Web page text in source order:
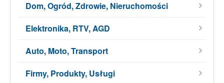
Dom, Ogród, Zdrowie, Nieruchomości
Elektronika, RTV, AGD
Auto, Moto, Transport
Firmy, Produkty, Usługi